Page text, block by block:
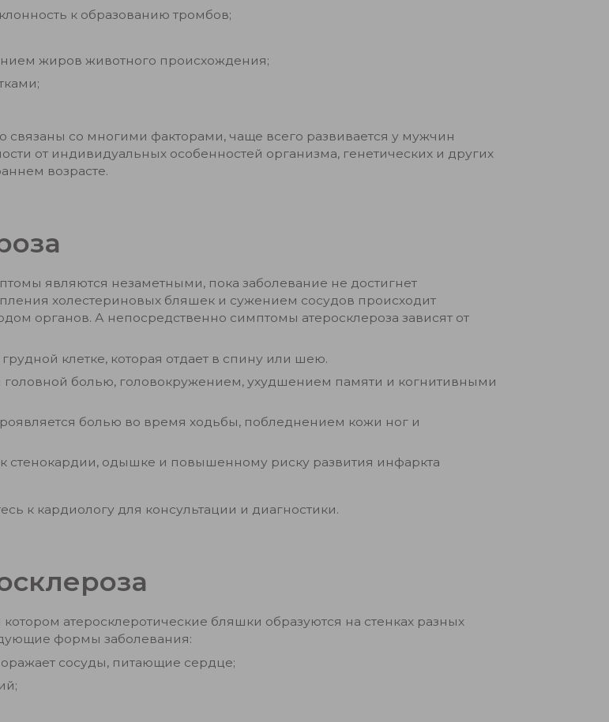
к образованию тромбов;
жиров животного происхождения;
связаны со многими факторами, чаще всего развивается у мужчин
от индивидуальных особенностей организма, генетических и других
возрасте.
являются незаметными, пока заболевание не достигнет
холестериновых бляшек и сужением сосудов происходит
органов. А непосредственно симптомы атеросклероза зависят от
клетке, которая отдает в спину или шею.
головной болью, головокружением, ухудшением памяти и когнитивными
болью во время ходьбы, побледнением кожи ног и
стенокардии, одышке и повышенному риску развития инфаркта
к кардиологу для консультации и диагностики.
атеросклеротические бляшки образуются на стенках разных
формы заболевания:
сосуды, питающие сердце;